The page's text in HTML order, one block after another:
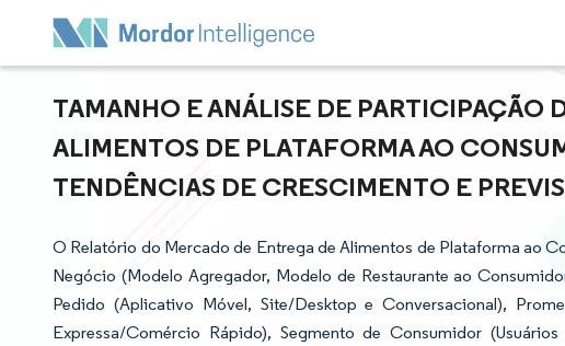
TAMANHO E ANÁLISE DE PARTICIPAÇÃO
ALIMENTOS DE PLATAFORMA AO
TENDÊNCIAS DE CRESCIMENTO E
O Relatório do Mercado de Entrega de Alimentos de Plataforma ao
Negócio (Modelo Agregador, Modelo de Restaurante ao
Pedido (Aplicativo Móvel, Site/Desktop e Conversacional),
Expressa/Comércio Rápido), Segmento de Consumidor